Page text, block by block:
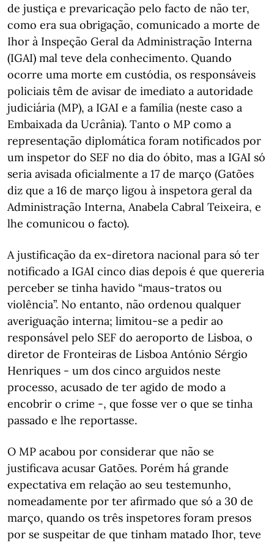
de justiça e prevaricação pelo facto de não ter,
como era sua obrigação, comunicado a morte de
Ihor à Inspeção Geral da Administração Interna
(IGAI) mal teve dela conhecimento. Quando
ocorre uma morte em custódia, os responsáveis
policiais têm de avisar de imediato a autoridade
judiciária (MP), a IGAI e a família (neste caso a
Embaixada da Ucrânia). Tanto o MP como a
representação diplomática foram notificados por
um inspetor do SEF no dia do óbito, mas a IGAI só
seria avisada oficialmente a 17 de março (Gatões
diz que a 16 de março ligou à inspetora geral da
Administração Interna, Anabela Cabral Teixeira, e
lhe comunicou o facto).
A justificação da ex-diretora nacional para só ter
notificado a IGAI cinco dias depois é que quereria
perceber se tinha havido “maus-tratos ou
violência”. No entanto, não ordenou qualquer
averiguação interna; limitou-se a pedir ao
responsável pelo SEF do aeroporto de Lisboa, o
diretor de Fronteiras de Lisboa António Sérgio
Henriques - um dos cinco arguidos neste
processo, acusado de ter agido de modo a
encobrir o crime -, que fosse ver o que se tinha
passado e lhe reportasse.
O MP acabou por considerar que não se
justificava acusar Gatões. Porém há grande
expectativa em relação ao seu testemunho,
nomeadamente por ter afirmado que só a 30 de
março, quando os três inspetores foram presos
por se suspeitar de que tinham matado Ihor, teve